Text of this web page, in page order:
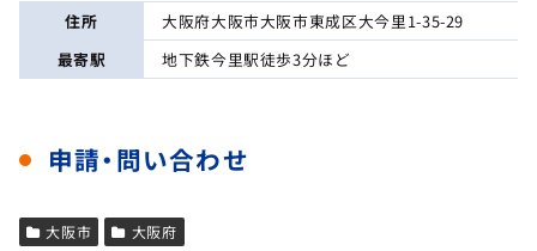
住所
大阪府大阪市大阪市東成区大今里1-35-29
最寄駅
地下鉄今里駅徒歩3分ほど
申請・問い合わせ
大阪市 大阪府